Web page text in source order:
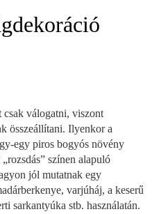
csak válogatni, viszont
összeállítani. Ilyenkor a
egy piros bogyós növény
színen alapuló
jól mutatnak egy
varjúháj, a keserű
sarkantyúka stb. használatán.